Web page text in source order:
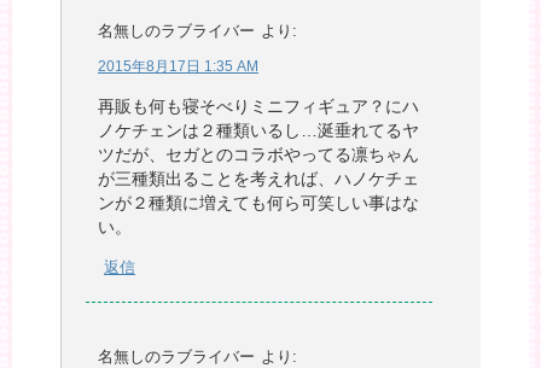
名無しのラブライバー より:
2015年8月17日 1:35 AM
再販も何も寝そべりミニフィギュア？にハ
ノケチェンは２種類いるし…涎垂れてるヤ
ツだが、セガとのコラボやってる凛ちゃん
が三種類出ることを考えれば、ハノケチェ
ンが２種類に増えても何ら可笑しい事はな
い。
返信
名無しのラブライバー より: